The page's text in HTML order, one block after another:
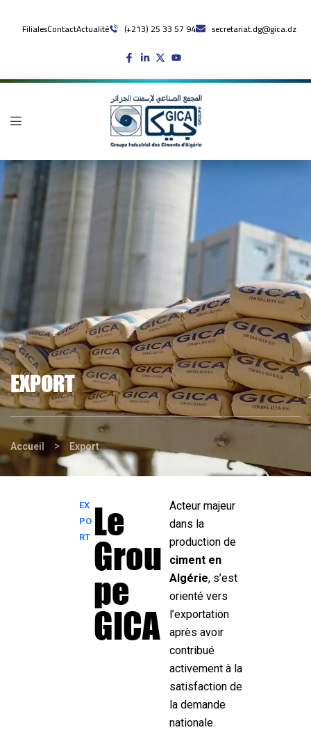
FilialesContactActualité (+213) 25 33 57 94 secretariat.dg@gica.dz
EXPORT
Accueil > Export
EX
PO
RT Le
Grou
pe
GICA
Acteur majeur
dans la
production de
ciment en
Algérie, s’est
orienté vers
l’exportation
après avoir
contribué
activement à la
satisfaction de
la demande
nationale.